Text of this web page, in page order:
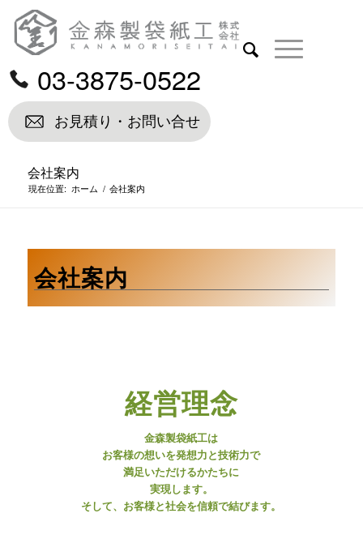
03-3875-0522
お見積り・お問い合せ
会社案内
現在位置: ホーム / 会社案内
会社案内
経営理念
金森製袋紙工は
お客様の想いを発想力と技術力で
満足いただけるかたちに
実現します。
そして、お客様と社会を信頼で結びます。